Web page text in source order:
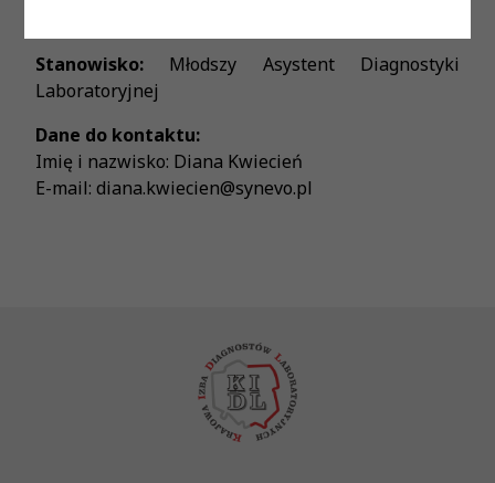
Stanowisko: Młodszy Asystent Diagnostyki
Laboratoryjnej
Dane do kontaktu:
Imię i nazwisko: Diana Kwiecień
E-mail: diana.kwiecien@synevo.pl